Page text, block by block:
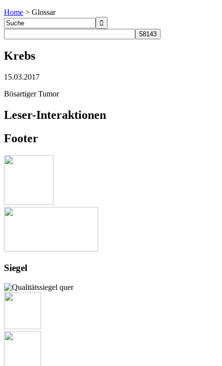
Home > Glossar
Krebs
15.03.2017
Bösartiger Tumor
Leser-Interaktionen
Footer
Siegel